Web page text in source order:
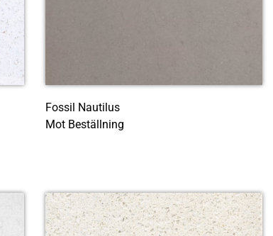
Fossil Nautilus
Mot Beställning